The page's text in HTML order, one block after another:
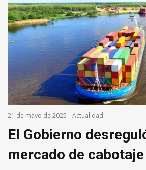
21 de mayo de 2025 - Actualidad
El Gobierno
mercado de